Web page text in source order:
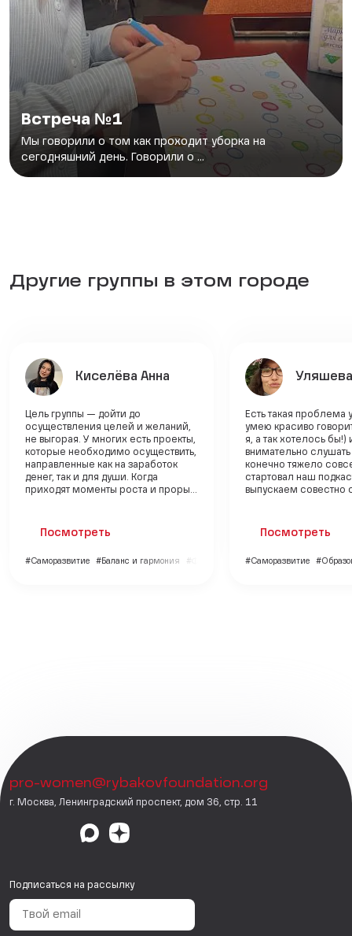
Встреча №1
Мы говорили о том как проходит уборка на
сегодняшний день. Говорили о ...
Другие группы в этом городе
Киселёва Анна
Цель группы — дойти до
осуществления целей и желаний,
не выгорая. У многих есть проекты,
которые необходимо осуществить,
направленные как на заработок
денег, так и для души. Когда
приходят моменты роста и проры...
Посмотреть
#Саморазвитие #Баланс и гармония #Финансы
Есть такая проблема
умею красиво
я, а так хотелось бы!)
внимательно слушать
конечно тяжело
стартовал наш
выпускаем совестно
Посмотреть
#Саморазвитие
pro-women@rybakovfoundation.org
г. Москва, Ленинградский проспект, дом 36, стр. 11
Подписаться на рассылку